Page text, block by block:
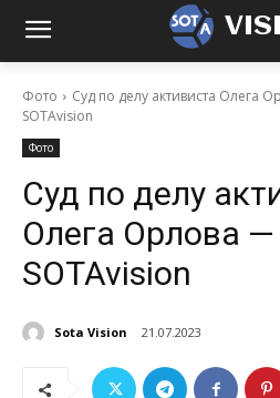
Фото
Суд по делу активиста Олега
SOTAvision
Фото
Суд по делу
Олега Орлова —
SOTAvision
Sota Vision 21.07.2023